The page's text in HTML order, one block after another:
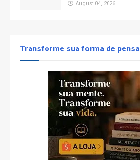
August 04, 2026
Transforme sua forma de